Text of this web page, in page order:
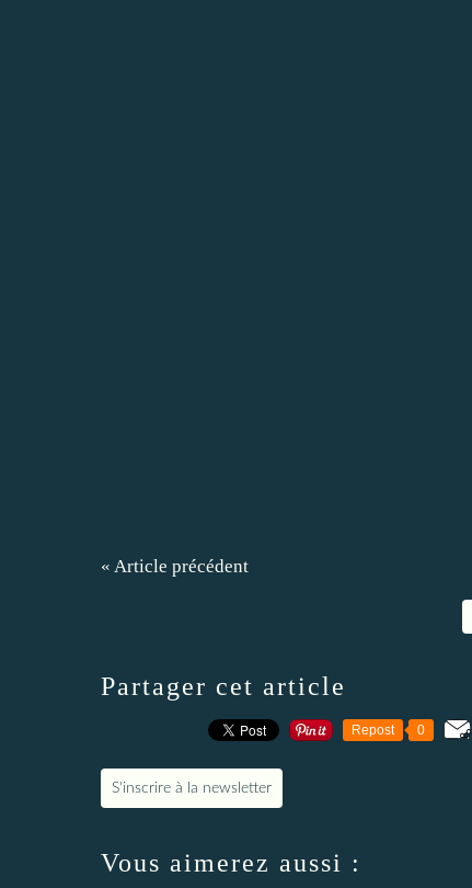
« Article précédent
Partager cet article
Repost 0
S'inscrire à la newsletter
Vous aimerez aussi :